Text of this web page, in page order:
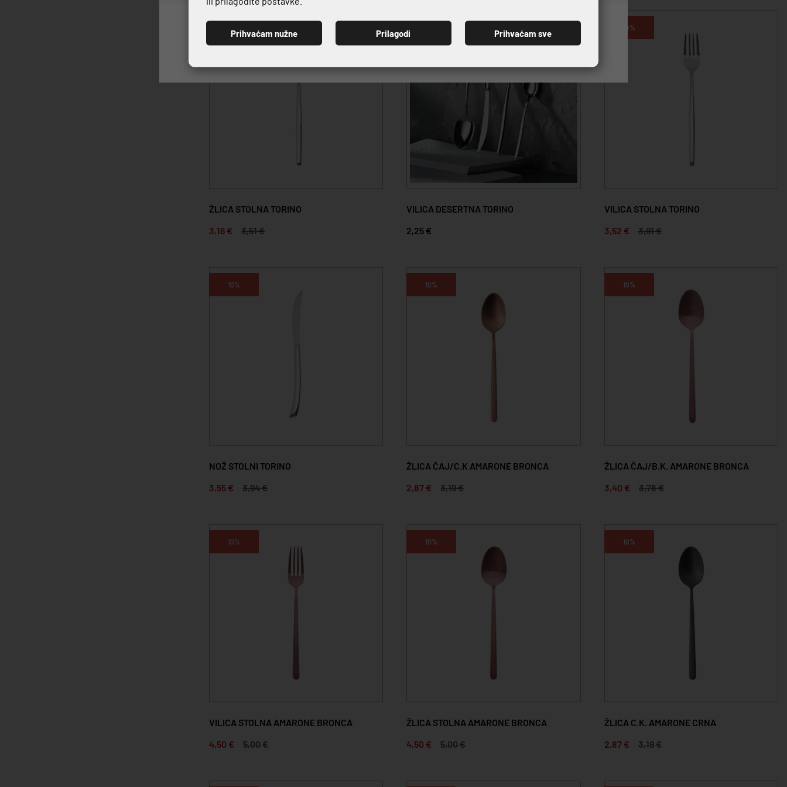
ŽLICA STOLNA TORINO
3,16 €
3,51 €
VILICA DESERTNA TORINO
2,25 €
10%
VILICA STOLNA TORINO
3,52 €
3,91 €
10%
NOŽ STOLNI TORINO
3,55 €
3,94 €
10%
ŽLICA ČAJ/C.K AMARONE BRONCA
2,87 €
3,19 €
10%
ŽLICA ČAJ/B.K. AMARONE BRONCA
3,40 €
3,78 €
10%
VILICA STOLNA AMARONE BRONCA
4,50 €
5,00 €
10%
ŽLICA STOLNA AMARONE BRONCA
4,50 €
5,00 €
10%
ŽLICA C.K. AMARONE CRNA
2,87 €
3,19 €
PRIJAVI SE
Prihvaćam nužne Prilagodi Prihvaćam sve